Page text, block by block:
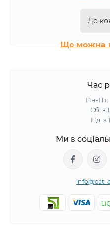
До
Що можна
Час
Пн-Пт:
Сб: з
Нд: з
Ми в
info@cat-